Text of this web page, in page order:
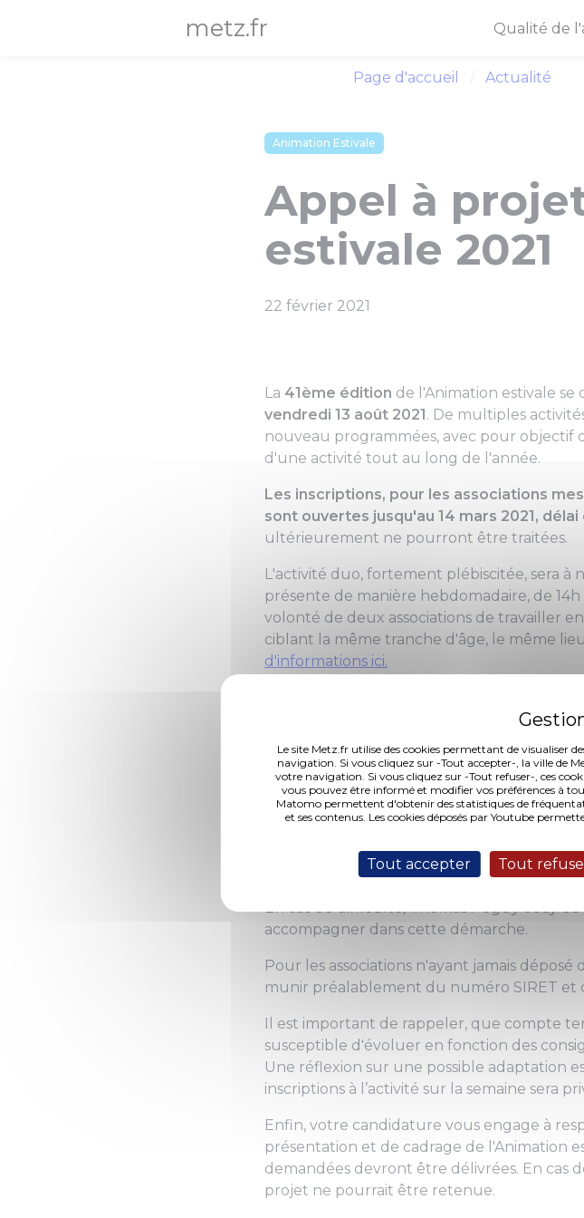
Le site Metz.fr utilise des cookies permettant de visualiser
navigation. Si vous cliquez sur -Tout accepter-, la ville de
votre navigation. Si vous cliquez sur -Tout refuser-, ces
vous pouvez être informé et modifier vos préférences à
Matomo permettent d'obtenir des statistiques de
et ses contenus. Les cookies déposés par Youtube
Tout accepter Tout
metz.fr Qualité de
Page d'accueil Actualité
Animation Estivale
Appel à
estivale 2021
22 février 2021
La 41ème édition de l'Animation estivale
vendredi 13 août 2021. De multiples
nouveau programmées, avec pour
d'une activité tout au long de l'année.
Les inscriptions, pour les associations
sont ouvertes jusqu'au 14 mars 2021, délai
ultérieurement ne pourront être traitées.
L'activité duo, fortement plébiscitée, sera à
présente de manière hebdomadaire, de
volonté de deux associations de travailler
ciblant la même tranche d'âge, le même
d'informations ici.
subvention en ligne en cliquant ici.
La fiche projet Animation estivale
impérativement être remplie et jointe à la
La fiche de présentation estconsultable ici.
Date limite de dépôt des dossiers : le 14
En cas de difficulté, Thomas Péguy-Jeay
accompagner dans cette démarche.
Pour les associations n'ayant jamais
munir préalablement du numéro SIRET
Il est important de rappeler, que compte
susceptible d'évoluer en fonction des
Une réflexion sur une possible adaptation
inscriptions à l’activité sur la semaine sera
Enfin, votre candidature vous engage à
présentation et de cadrage de l'Animation
demandées devront être délivrées. En cas
projet ne pourrait être retenue.